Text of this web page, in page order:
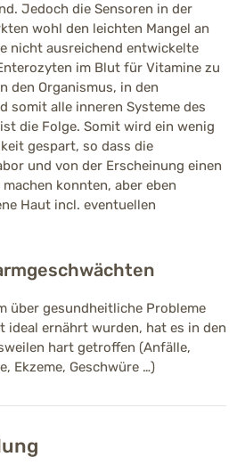
Jedoch die Sensoren in der
wohl den leichten Mangel an
nicht ausreichend entwickelte
im Blut für Vitamine zu
den Organismus, in den
somit alle inneren Systeme des
die Folge. Somit wird ein wenig
gespart, so dass die
und von der Erscheinung einen
konnten, aber eben
Haut incl. eventuellen
über gesundheitliche Probleme
ideal ernährt wurden, hat es in den
hart getroffen (Anfälle,
Ekzeme, Geschwüre …)